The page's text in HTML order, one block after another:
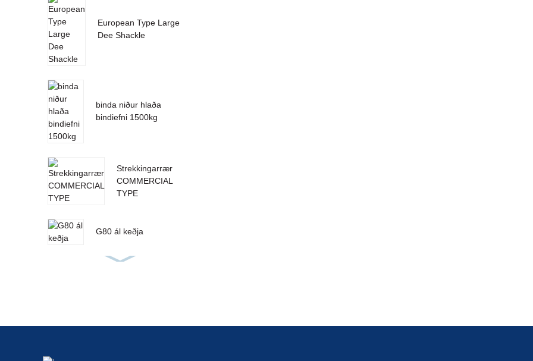
European Type Large
Dee Shackle
binda niður hlaða
bindiefni 1500kg
Strekkingarrær
COMMERCIAL
TYPE
G80 ál keðja